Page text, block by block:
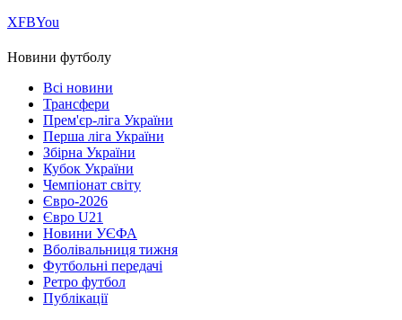
ХFBYou
Новини футболу
Всі новини
Трансфери
Прем'єр-ліга України
Перша ліга України
Збірна України
Кубок України
Чемпіонат світу
Євро-2026
Євро U21
Новини УЄФА
Вболівальниця тижня
Футбольні передачі
Ретро футбол
Публікації